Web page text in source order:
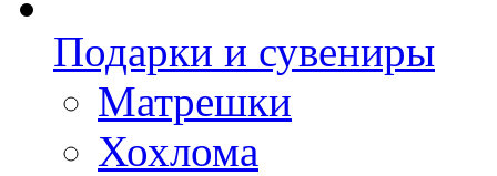
Подарки и сувениры
Матрешки
Хохлома